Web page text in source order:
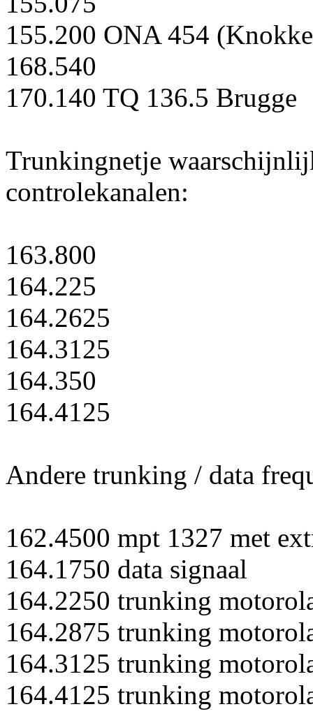
155.200 ONA 454
168.540
170.140 TQ 136.5 Brugge
Trunkingnetje
controlekanalen:
163.800
164.225
164.2625
164.3125
164.350
164.4125
Andere trunking / data
162.4500 mpt 1327 met
164.1750 data signaal
164.2250 trunking
164.2875 trunking
164.3125 trunking
164.4125 trunking